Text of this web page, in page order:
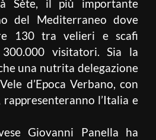
Sète, il più importante
del Mediterraneo dove
130 tra velieri e scafi
visitatori. Sia la
una nutrita delegazione
d’Epoca Verbano, con
l’Italia e
Giovanni Panella ha